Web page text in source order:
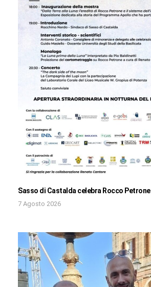
Sasso di Castalda celebra Rocco Petrone
7 Agosto 2026